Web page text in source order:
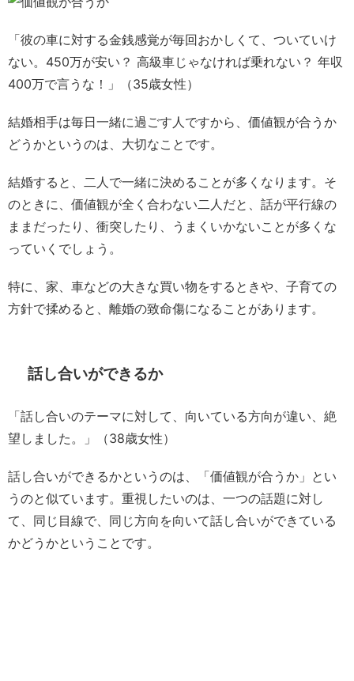
「彼の車に対する金銭感覚が毎回おかしくて、ついていけ
ない。450万が安い？ 高級車じゃなければ乗れない？ 年収
400万で言うな！」（35歳女性）
結婚相手は毎日一緒に過ごす人ですから、価値観が合うか
どうかというのは、大切なことです。
結婚すると、二人で一緒に決めることが多くなります。そ
のときに、価値観が全く合わない二人だと、話が平行線の
ままだったり、衝突したり、うまくいかないことが多くな
っていくでしょう。
特に、家、車などの大きな買い物をするときや、子育ての
方針で揉めると、離婚の致命傷になることがあります。
話し合いができるか
「話し合いのテーマに対して、向いている方向が違い、絶
望しました。」（38歳女性）
話し合いができるかというのは、「価値観が合うか」とい
うのと似ています。重視したいのは、一つの話題に対し
て、同じ目線で、同じ方向を向いて話し合いができている
かどうかということです。